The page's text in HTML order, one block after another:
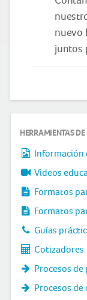
nuevo
juntos
HERRAMIENTAS
Información
Videos
Formatos
Formatos
Guías
Cotizadores
Procesos
Procesos de